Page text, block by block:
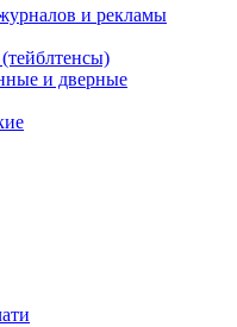
и рекламы
и дверные